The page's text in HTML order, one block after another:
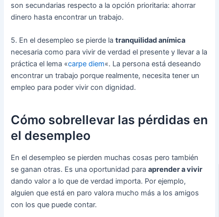
son secundarias respecto a la opción prioritaria: ahorrar
dinero hasta encontrar un trabajo.
5. En el desempleo se pierde latranquilidad anímica
necesaria como para vivir de verdad el presente y llevar a la
práctica el lema «carpe diem«. La persona está deseando
encontrar un trabajo porque realmente, necesita tener un
empleo para poder vivir con dignidad.
Cómo sobrellevar las pérdidas en
el desempleo
En el desempleo se pierden muchas cosas pero también
se ganan otras. Es una oportunidad paraaprender a vivir
dando valor a lo que de verdad importa. Por ejemplo,
alguien que está en paro valora mucho más a los amigos
con los que puede contar.